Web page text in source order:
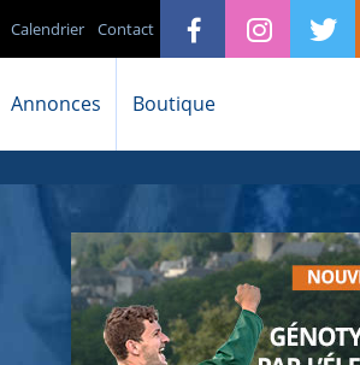
Contact
Calendrier
Annonces Boutique